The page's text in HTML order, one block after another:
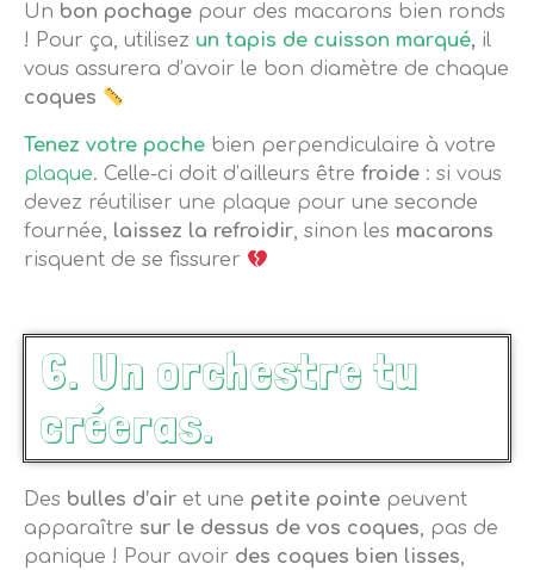
Un bon pochage pour des macarons bien ronds
! Pour ça, utilisez un tapis de cuisson marqué, il
vous assurera d’avoir le bon diamètre de chaque
coques
Tenez votre poche bien perpendiculaire à votre
plaque. Celle-ci doit d’ailleurs être froide : si vous
devez réutiliser une plaque pour une seconde
fournée, laissez la refroidir, sinon les macarons
risquent de se fissurer
6. Un orchestre tu
créeras.
Des bulles d’air et une petite pointe peuvent
apparaître sur le dessus de vos coques, pas de
panique ! Pour avoir des coques bien lisses,